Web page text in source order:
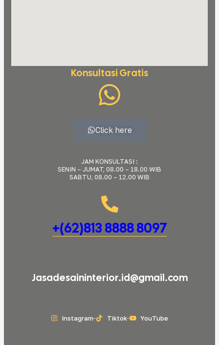
Konsultasi Gratis
Click here
JAM KONSULTASI :
SENIN – JUMAT, 08.00 – 18.00 WIB
SABTU, 08.00 – 12.00 WIB
+(62)813 8888 8097
Jasadesaininterior.id@gmail.com
Instagram Tiktok YouTube